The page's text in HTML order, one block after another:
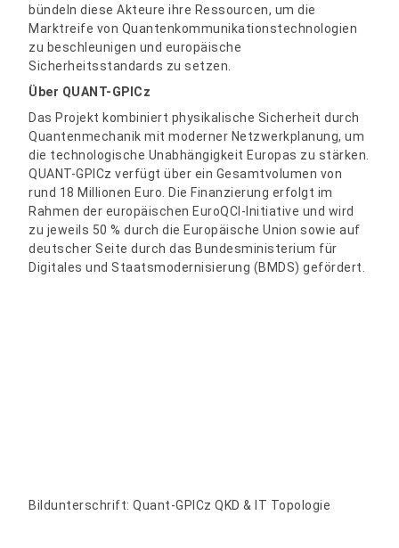
bündeln diese Akteure ihre Ressourcen, um die
Marktreife von Quantenkommunikationstechnologien
zu beschleunigen und europäische
Sicherheitsstandards zu setzen.
Über QUANT-GPICz
Das Projekt kombiniert physikalische Sicherheit durch
Quantenmechanik mit moderner Netzwerkplanung, um
die technologische Unabhängigkeit Europas zu stärken.
QUANT-GPICz verfügt über ein Gesamtvolumen von
rund 18 Millionen Euro. Die Finanzierung erfolgt im
Rahmen der europäischen EuroQCI-Initiative und wird
zu jeweils 50 % durch die Europäische Union sowie auf
deutscher Seite durch das Bundesministerium für
Digitales und Staatsmodernisierung (BMDS) gefördert.
Bildunterschrift: Quant-GPICz QKD & IT Topologie